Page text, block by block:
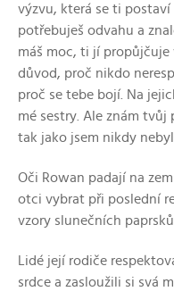
výzvu, která se ti
potřebuješ odvahu a
máš moc, ti jí propůjčuje
důvod, proč nikdo
proč se tebe bojí. Na
mé sestry. Ale znám
tak jako jsem nikdy
Oči Rowan padají na
otci vybrat při poslední
vzory slunečních paprsků.
Lidé její rodiče
srdce a zasloužili si svá